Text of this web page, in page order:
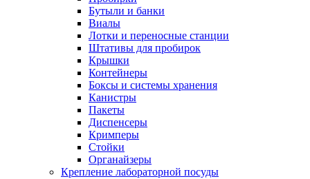
Бутыли и банки
Виалы
Лотки и переносные станции
Штативы для пробирок
Крышки
Контейнеры
Боксы и системы хранения
Канистры
Пакеты
Диспенсеры
Кримперы
Стойки
Органайзеры
Крепление лабораторной посуды